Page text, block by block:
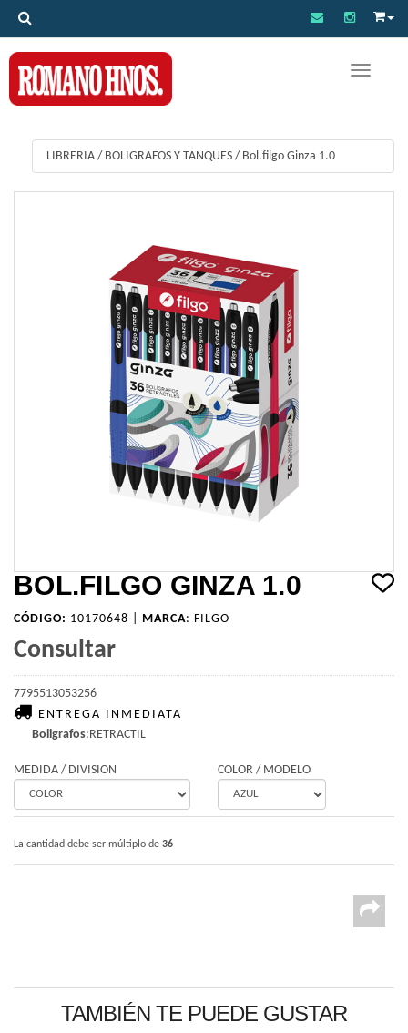
Toggle
LIBRERIA / BOLIGRAFOS Y TANQUES / Bol.filgo Ginza 1.0
BOL.FILGO GINZA 1.0
CÓDIGO: 10170648 | MARCA: FILGO
Consultar
7795513053256
ENTREGA INMEDIATA
Boligrafos:RETRACTIL
MEDIDA / DIVISION COLOR / MODELO
La cantidad debe ser múltiplo de 36
TAMBIÉN TE PUEDE GUSTAR